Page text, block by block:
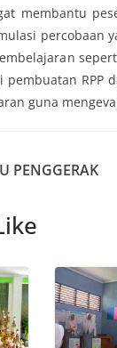
membantu
percobaan
RPP
guna
PENGGERAK